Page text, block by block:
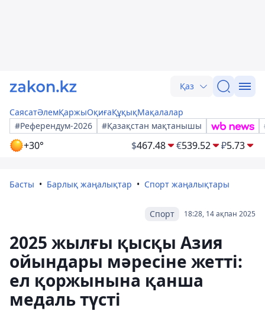
Қаз
СаясатӘлемҚаржыОқиғаҚұқықМақалалар
#Референдум-2026
#Қазақстан мақтанышы
+30° $467.48 €539.52 ₽5.73
Басты Барлық жаңалықтар Спорт жаңалықтары
18:28, 14 ақпан 2025
Спорт
2025 жылғы қысқы Азия
ойындары мәресіне жетті:
ел қоржынына қанша
медаль түсті